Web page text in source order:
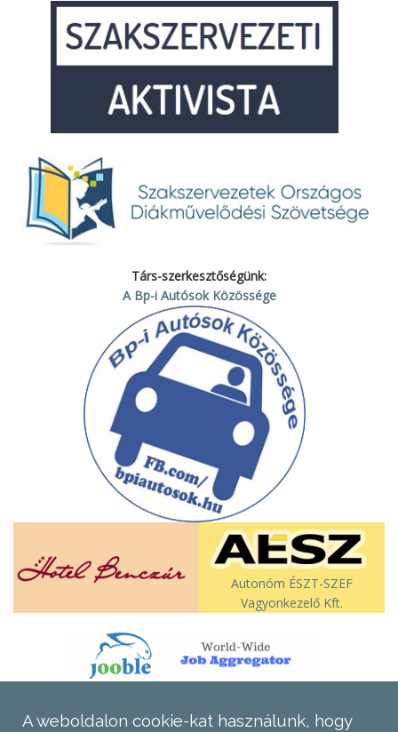
Társ-szerkesztőségünk:
A Bp-i Autósok Közössége
Autonóm ÉSZT-SZEF
Vagyonkezelő Kft.
A weboldalon cookie-kat használunk, hogy